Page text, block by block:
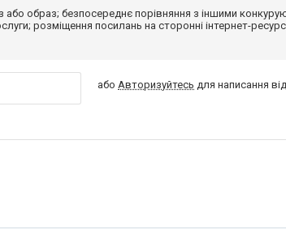
образ; безпосереднє порівняння з іншими
розміщення посилань на сторонні інтернет-
або Авторизуйтесь для написання